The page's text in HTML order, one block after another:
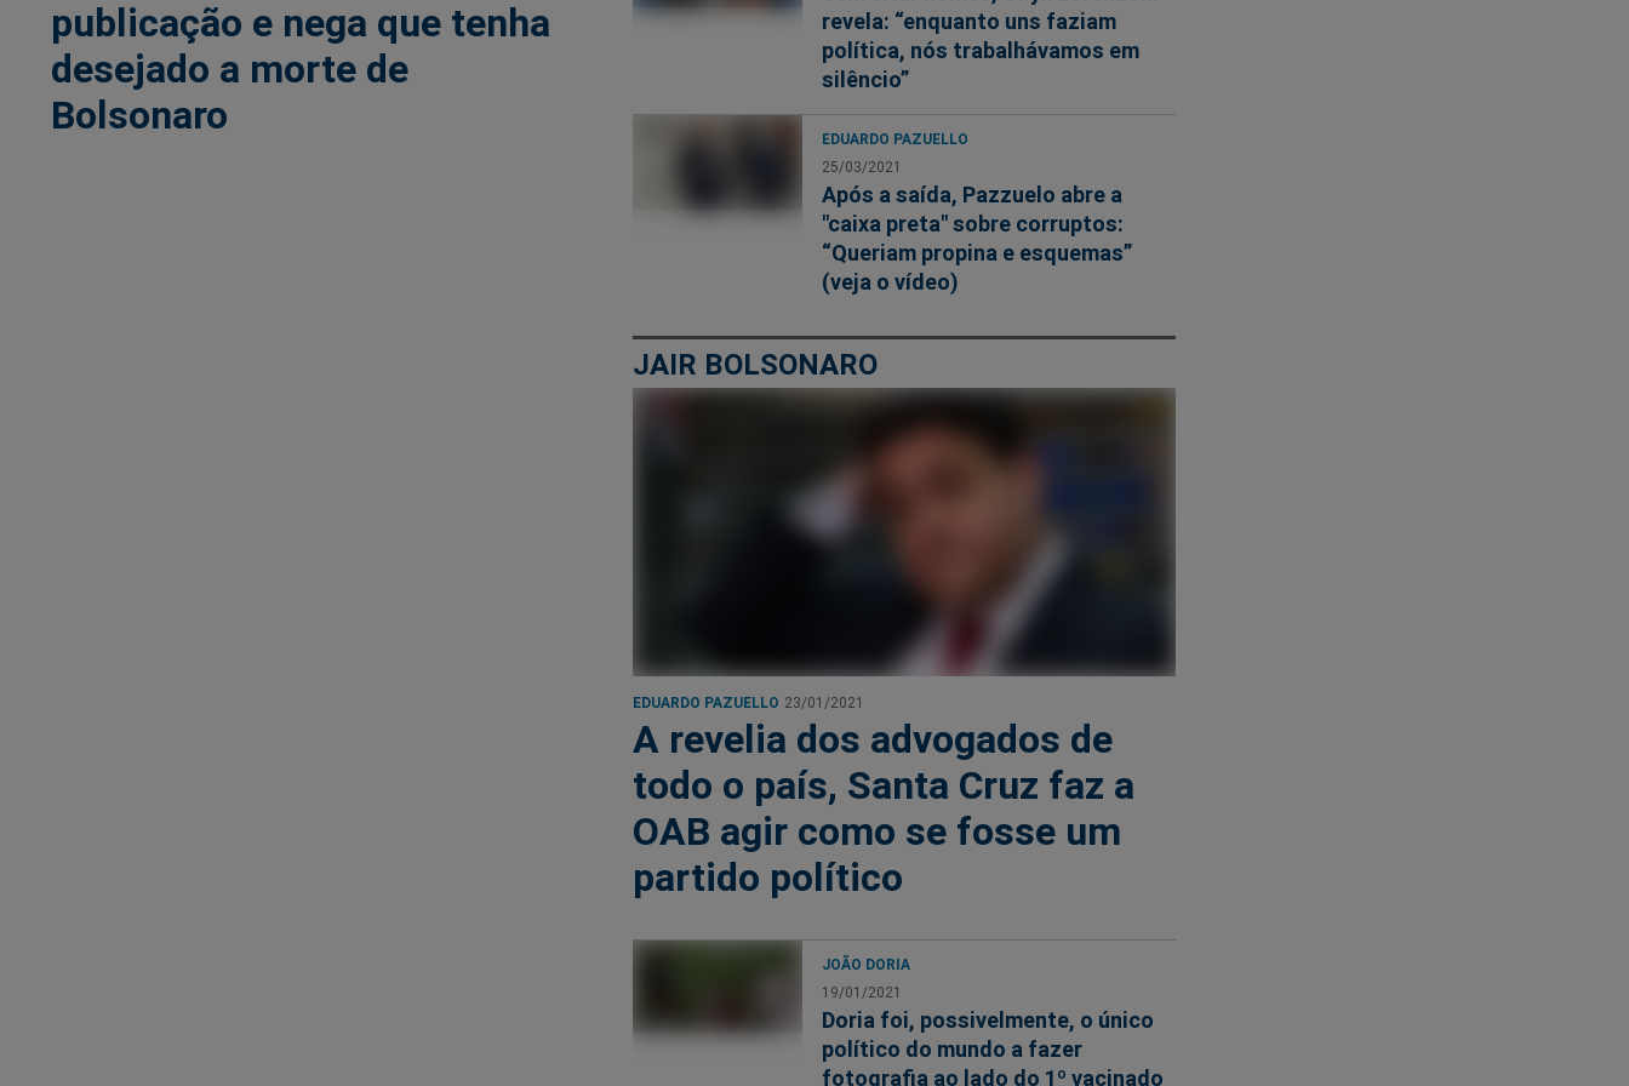
publicação e nega que tenha
desejado a morte de
Bolsonaro
revela: “enquanto uns faziam
política, nós trabalhávamos em
silêncio”
EDUARDO PAZUELLO
25/03/2021
Após a saída, Pazzuelo abre a
"caixa preta" sobre corruptos:
“Queriam propina e esquemas”
(veja o vídeo)
JAIR BOLSONARO
EDUARDO PAZUELLO 23/01/2021
A revelia dos advogados de
todo o país, Santa Cruz faz a
OAB agir como se fosse um
partido político
JOÃO DORIA
19/01/2021
Doria foi, possivelmente, o único
político do mundo a fazer
fotografia ao lado do 1º vacinado